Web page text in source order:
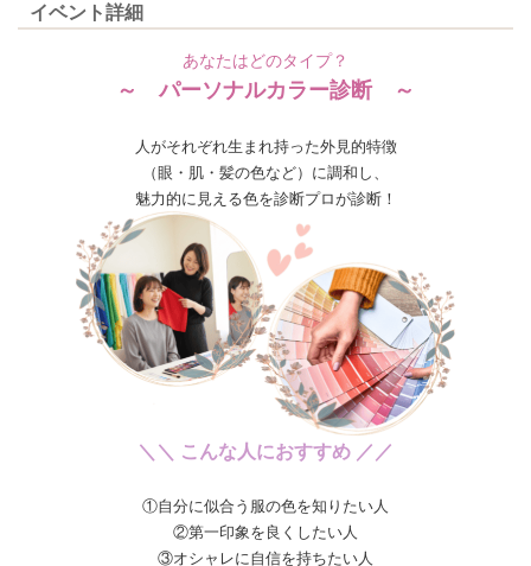
イベント詳細
あなたはどのタイプ？
～ パーソナルカラー診断 ～
人がそれぞれ生まれ持った外見的特徴
（眼・肌・髪の色など）に調和し、
魅力的に見える色を診断プロが診断！
＼＼ こんな人におすすめ ／／
①自分に似合う服の色を知りたい人
②第一印象を良くしたい人
③オシャレに自信を持ちたい人